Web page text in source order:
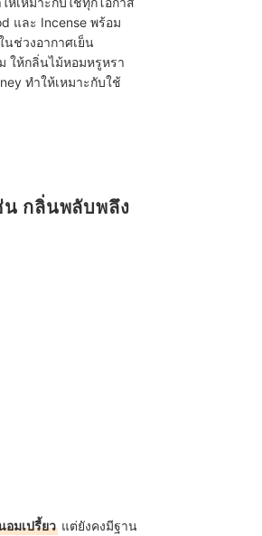
และ Incense พร้อม
นช่วงอากาศเย็น
ให้กลิ่นไม้หอมหรูหรา
ทำให้เหมาะกับใช้
กลิ่นพลับพลึง
มเปรี้ยว แต่ยังคงมีฐาน